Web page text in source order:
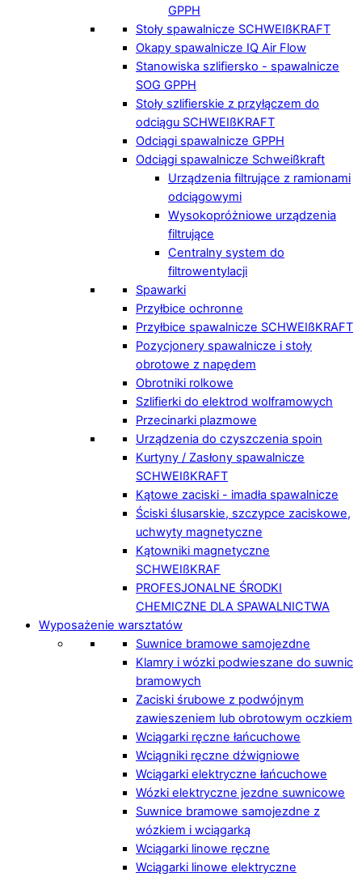
GPPH
Stoły spawalnicze SCHWEIßKRAFT
Okapy spawalnicze IQ Air Flow
Stanowiska szlifiersko - spawalnicze
SOG GPPH
Stoły szlifierskie z przyłączem do
odciągu SCHWEIßKRAFT
Odciągi spawalnicze GPPH
Odciągi spawalnicze Schweißkraft
Urządzenia filtrujące z ramionami
odciągowymi
Wysokopróżniowe urządzenia
filtrujące
Centralny system do
filtrowentylacji
Spawarki
Przyłbice ochronne
Przyłbice spawalnicze SCHWEIßKRAFT
Pozycjonery spawalnicze i stoły
obrotowe z napędem
Obrotniki rolkowe
Szlifierki do elektrod wolframowych
Przecinarki plazmowe
Urządzenia do czyszczenia spoin
Kurtyny / Zasłony spawalnicze
SCHWEIßKRAFT
Kątowe zaciski - imadła spawalnicze
Ściski ślusarskie, szczypce zaciskowe,
uchwyty magnetyczne
Kątowniki magnetyczne
SCHWEIßKRAF
PROFESJONALNE ŚRODKI
CHEMICZNE DLA SPAWALNICTWA
Wyposażenie warsztatów
Suwnice bramowe samojezdne
Klamry i wózki podwieszane do suwnic
bramowych
Zaciski śrubowe z podwójnym
zawieszeniem lub obrotowym oczkiem
Wciągarki ręczne łańcuchowe
Wciągniki ręczne dźwigniowe
Wciągarki elektryczne łańcuchowe
Wózki elektryczne jezdne suwnicowe
Suwnice bramowe samojezdne z
wózkiem i wciągarką
Wciągarki linowe ręczne
Wciągarki linowe elektryczne